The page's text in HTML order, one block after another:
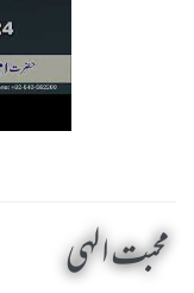
محبت الہی